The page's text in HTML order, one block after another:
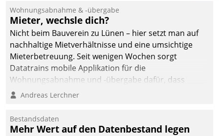
Ressort Kapitalanlage für
künftige Aufgaben und
Herausforderungen
gerüstet.
Wohnungsabnahme & -übergabe
Mieter, wechsle dich?
Nicht beim Bauverein zu Lünen – hier setzt man auf
nachhaltige Mietverhältnisse und eine umsichtige
Mieterbetreuung. Seit wenigen Wochen sorgt
Datatrains mobile Applikation für die
Wohnungsabnahme und -übergabe dafür, dass
Mieter wohlgeordnet kommen und, so es sein muss,
Andreas Lerchner
Bestandsdaten
Mehr Wert auf den Datenbestand legen